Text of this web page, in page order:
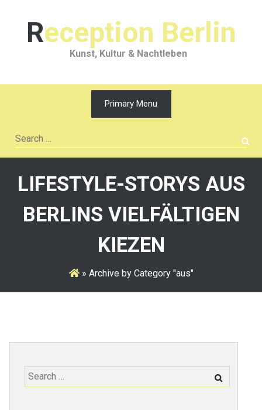
Reception Berlin
Kunst, Kultur & Nachtleben
Primary Menu
Search
for:
LIFESTYLE-STORYS AUS
BERLINS VIELFÄLTIGEN
KIEZEN
» Archive by Category "aus"
Search
for: